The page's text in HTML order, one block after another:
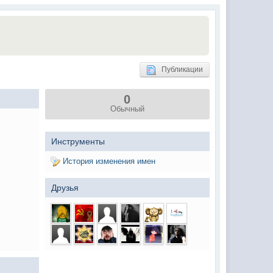
(02 мая 2025 - 16:14 )
(26 января 2024 - 09:54 )
(02 мая 2023 - 15:11 )
(27 марта 2023 - 15:33 )
(27 декабря 2022 - 02:34 )
(30 октября 2022 - 14:31 )
оплачивать услуги тырнета
Публикации
0
Обычный
Инструменты
История изменения имен
Друзья